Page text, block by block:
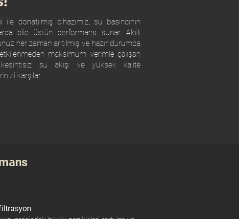
donatılmış cihazımız, su basıncının
bile üstün performans sunar. Akıllı
her zaman arıtılmış ve hazır durumda
maksimum verimle çalışan
su akışı ve yüksek kalite
karşılar.